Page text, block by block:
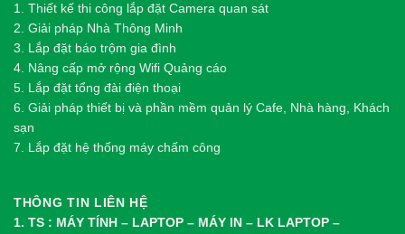
1. Thiết kế thi công lắp đặt Camera quan sát
2. Giải pháp Nhà Thông Minh
3. Lắp đặt báo trộm gia đình
4. Nâng cấp mở rộng Wifi Quảng cáo
5. Lắp đặt tổng đài điện thoại
6. Giải pháp thiết bị và phần mềm quản lý Cafe, Nhà hàng, Khách
sạn
7. Lắp đặt hệ thống máy chấm công
THÔNG TIN LIÊN HỆ
1. TS : MÁY TÍNH – LAPTOP – MÁY IN – LK LAPTOP –